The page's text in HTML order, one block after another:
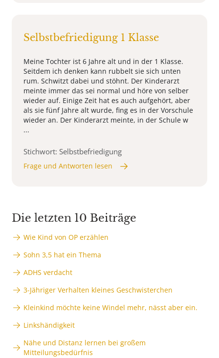
Selbstbefriedigung 1 Klasse
Meine Tochter ist 6 Jahre alt und in der 1 Klasse.
Seitdem ich denken kann rubbelt sie sich unten
rum. Schwitzt dabei und stöhnt. Der Kinderarzt
meinte immer das sei normal und höre von selber
wieder auf. Einige Zeit hat es auch aufgehört, aber
als sie fünf Jahre alt wurde, fing es in der Vorschule
wieder an. Der Kinderarzt meinte, in der Schule w
...
Stichwort: Selbstbefriedigung
Frage und Antworten lesen
Die letzten 10 Beiträge
Wie Kind von OP erzählen
Sohn 3,5 hat ein Thema
ADHS verdacht
3-Jähriger Verhalten kleines Geschwisterchen
Kleinkind möchte keine Windel mehr, nässt aber ein.
Linkshändigkeit
Nähe und Distanz lernen bei großem
Mitteilungsbedürfnis